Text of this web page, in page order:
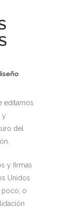
editamos
y
del
y firmas
Unidos
poco, o